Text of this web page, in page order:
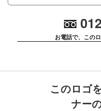
お電話で、この
このロゴ
ナー